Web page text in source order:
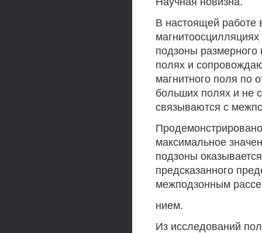
В настоящей работе
подзоны размерного
полях и
магнитного поля по
больших полях и не
связываются с
максимальное
подзоны
предсказанного
межподзонным
нием.
Из исследований